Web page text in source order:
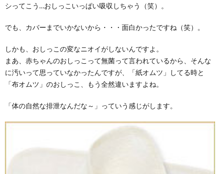
シってこう…おしっこいっぱい吸収しちゃう（笑）。
でも、カバーまでいかないから・・・面白かったですね（笑）。
しかも、おしっこの変なニオイがしないんですよ。
まあ、赤ちゃんのおしっこって無菌って言われているから、そんな
に汚いって思っていなかったんですが、「紙オムツ」してる時と
「布オムツ」のおしっこ、もう全然違いますよね。
「体の自然な排泄なんだな～」っていう感じがします。